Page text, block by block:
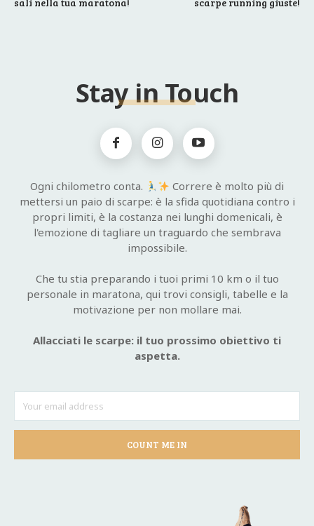
Stay in Touch
Ogni chilometro conta.
Correre è molto più di
mettersi un paio di scarpe: è la sfida quotidiana contro i
propri limiti, è la costanza nei lunghi domenicali, è
l'emozione di tagliare un traguardo che sembrava
impossibile.
Che tu stia preparando i tuoi primi 10 km o il tuo
personale in maratona, qui trovi consigli, tabelle e la
motivazione per non mollare mai.
Allacciati le scarpe: il tuo prossimo obiettivo ti
aspetta.
COUNT ME IN